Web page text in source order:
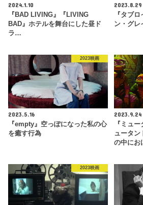
2024.1.10
『BAD LIVING』『LIVING
BAD』ホテルを舞台にした昼ド
ラ…
2023.8.29
『タブ
ン・グレ
2023映画
2023.5.16
『empty』空っぽになった私の心
を癒す行為
2023.9.24
『ミュ
ュータン
の中に
2023映画